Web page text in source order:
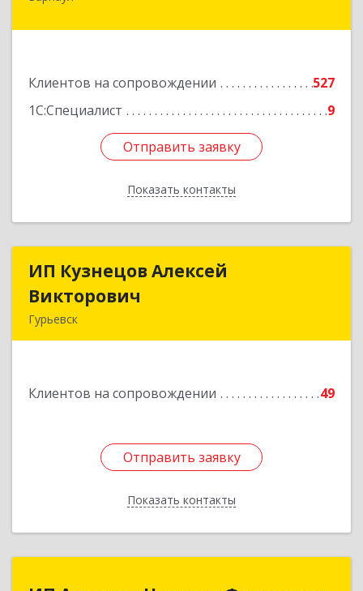
Клиентов на сопровождении
527
1С:Специалист
9
Отправить заявку
Показать контакты
Отправить заявку
Назад
ИП Кузнецов Алексей
Викторович
Гурьевск
Клиентов на сопровождении 49
Отправить заявку
Показать контакты
ИП Кузнецов Алексей
Подробнее
Отправить заявку
Назад